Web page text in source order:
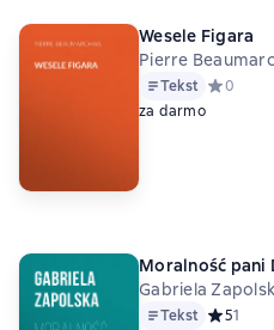
Wesele Figara
Pierre
Tekst Средний
0
za darmo
Moralność pani
Gabriela
Tekst Средний
51